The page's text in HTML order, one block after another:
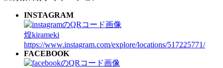
INSTAGRAM
煌kirameki
https://www.instagram.com/explore/locations/517225771/
FACEBOOK